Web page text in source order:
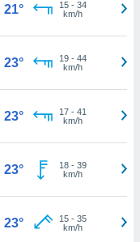
21° 15- 34
km/h
23° 19- 44
km/h
23° 17- 41
km/h
23° 18- 39
km/h
23° 15- 35
km/h